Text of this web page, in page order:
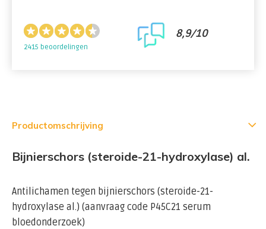
2415 beoordelingen
8,9/10
Productomschrijving
Bijnierschors (steroide-21-hydroxylase) al.
Antilichamen tegen bijnierschors (steroide-21-
hydroxylase al.) (aanvraag code P45C21 serum
bloedonderzoek)